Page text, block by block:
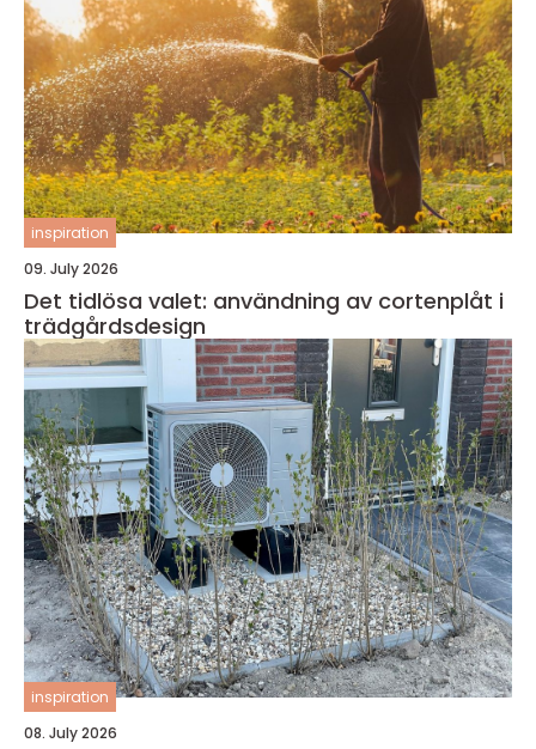
inspiration
09. July 2026
Det tidlösa valet: användning av cortenplåt i
trädgårdsdesign
inspiration
08. July 2026